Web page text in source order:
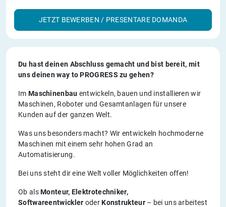
JETZT BEWERBEN / PRESENTARE DOMANDA
Du hast deinen Abschluss gemacht und bist bereit, mit
uns deinen way to PROGRESS zu gehen?
Im Maschinenbau entwickeln, bauen und installieren wir
Maschinen, Roboter und Gesamtanlagen für unsere
Kunden auf der ganzen Welt.
Was uns besonders macht? Wir entwickeln hochmoderne
Maschinen mit einem sehr hohen Grad an
Automatisierung.
Bei uns steht dir eine Welt voller Möglichkeiten offen!
Ob alsMonteur, Elektrotechniker,
Softwareentwickler oderKonstrukteur – bei uns arbeitest